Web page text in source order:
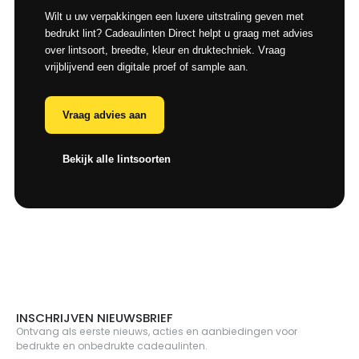
Wilt u uw verpakkingen een luxere uitstraling geven met
bedrukt lint? Cadeaulinten Direct helpt u graag met advies
over lintsoort, breedte, kleur en druktechniek. Vraag
vrijblijvend een digitale proef of sample aan.
Vraag advies aan
Bekijk alle lintsoorten
INSCHRIJVEN NIEUWSBRIEF
Ontvang als eerste nieuws, acties en aanbiedingen voor
bedrukte en onbedrukte cadeaulinten.